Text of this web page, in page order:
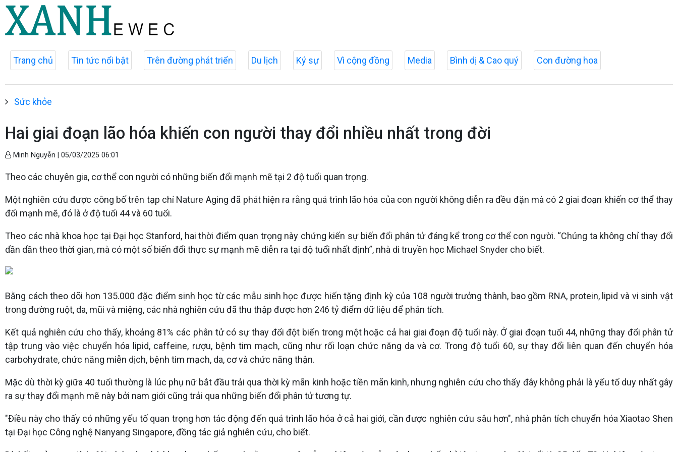
Trang chủ Tin tức nổi bật Trên đường phát triển Du lịch Ký sự Vì cộng đồng Media Bình dị & Cao quý Con đường hoa
Sức khỏe
Hai giai đoạn lão hóa khiến con người thay đổi nhiều nhất trong đời
Minh Nguyễn | 05/03/2025 06:01
Theo các chuyên gia, cơ thể con người có những biến đổi mạnh mẽ tại 2 độ tuổi quan trọng.
Một nghiên cứu được công bố trên tạp chí Nature Aging đã phát hiện ra rằng quá trình lão hóa của con người không diễn ra đều đặn mà có 2 giai đoạn khiến cơ thể thay
đổi mạnh mẽ, đó là ở độ tuổi 44 và 60 tuổi.
Theo các nhà khoa học tại Đại học Stanford, hai thời điểm quan trọng này chứng kiến sự biến đổi phân tử đáng kể trong cơ thể con người. “Chúng ta không chỉ thay đổi
dần dần theo thời gian, mà có một số biến đổi thực sự mạnh mẽ diễn ra tại độ tuổi nhất định”, nhà di truyền học Michael Snyder cho biết.
Bằng cách theo dõi hơn 135.000 đặc điểm sinh học từ các mẫu sinh học được hiến tặng định kỳ của 108 người trưởng thành, bao gồm RNA, protein, lipid và vi sinh vật
trong đường ruột, da, mũi và miệng, các nhà nghiên cứu đã thu thập được hơn 246 tỷ điểm dữ liệu để phân tích.
Kết quả nghiên cứu cho thấy, khoảng 81% các phân tử có sự thay đổi đột biến trong một hoặc cả hai giai đoạn độ tuổi này. Ở giai đoạn tuổi 44, những thay đổi phân tử
tập trung vào việc chuyển hóa lipid, caffeine, rượu, bệnh tim mạch, cũng như rối loạn chức năng da và cơ. Trong độ tuổi 60, sự thay đổi liên quan đến chuyển hóa
carbohydrate, chức năng miễn dịch, bệnh tim mạch, da, cơ và chức năng thận.
Mặc dù thời kỳ giữa 40 tuổi thường là lúc phụ nữ bắt đầu trải qua thời kỳ mãn kinh hoặc tiền mãn kinh, nhưng nghiên cứu cho thấy đây không phải là yếu tố duy nhất gây
ra sự thay đổi mạnh mẽ này bởi nam giới cũng trải qua những biến đổi phân tử tương tự.
"Điều này cho thấy có những yếu tố quan trọng hơn tác động đến quá trình lão hóa ở cả hai giới, cần được nghiên cứu sâu hơn", nhà phân tích chuyển hóa Xiaotao Shen
tại Đại học Công nghệ Nanyang Singapore, đồng tác giả nghiên cứu, cho biết.